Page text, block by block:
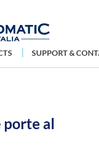
SUPPORT &
porte al